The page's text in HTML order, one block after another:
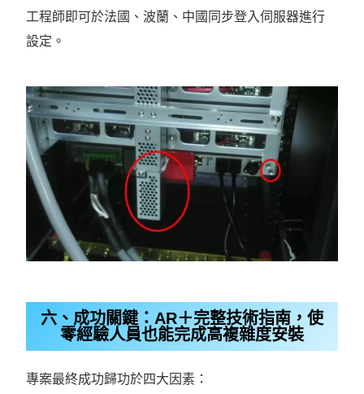
工程師即可於法國、波蘭、中國同步登入伺服器進行
設定。
六、成功關鍵：AR＋完整技術指南，使
零經驗人員也能完成高複雜度安裝
專案最終成功歸功於四大因素：